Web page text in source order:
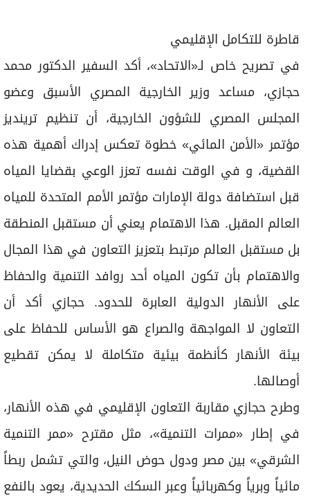
قاطرة للتكامل الإقليمي
في تصريح خاص لـ«الاتحاد»، أكد السفير الدكتور محمد
حجازي، مساعد وزير الخارجية المصري الأسبق وعضو
المجلس المصري للشؤون الخارجية، أن تنظيم ترينديز
مؤتمر «الأمن المائي» خطوة تعكس إدراك أهمية هذه
القضية، و في الوقت نفسه تعزز الوعي بقضايا المياه
قبل استضافة دولة الإمارات مؤتمر الأمم المتحدة للمياه
العالم المقبل. هذا الاهتمام يعني أن مستقبل المنطقة
بل مستقبل العالم مرتبط بتعزيز التعاون في هذا المجال
والاهتمام بأن تكون المياه أحد روافد التنمية والحفاظ
على الأنهار الدولية العابرة للحدود. حجازي أكد أن
التعاون لا المواجهة والصراع هو الأساس للحفاظ على
بيئة الأنهار كأنظمة بيئية متكاملة لا يمكن تقطيع
أوصالها.
وطرح حجازي مقاربة التعاون الإقليمي في هذه الأنهار،
في إطار «ممرات التنمية»، مثل مقترح «ممر التنمية
الشرقي» بين مصر ودول حوض النيل، والتي تشمل ربطاً
مائياً وبرياً وكهربائياً وعبر السكك الحديدية، يعود بالنفع